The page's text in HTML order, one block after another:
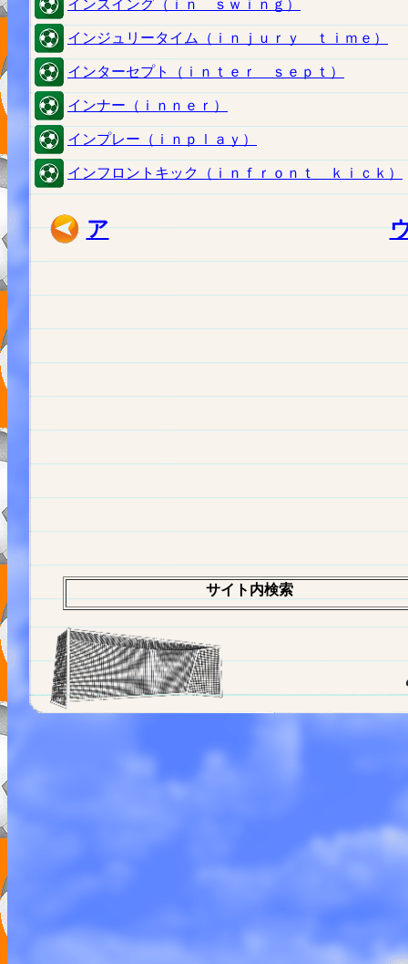
インスイング（ｉｎ ｓｗｉｎｇ）
インジュリータイム（ｉｎｊｕｒｙ ｔｉｍｅ）
インターセプト（ｉｎｔｅｒ ｓｅｐｔ）
インナー（ｉｎｎｅｒ）
インプレー（ｉｎｐｌａｙ）
インフロントキック（ｉｎｆｒｏｎｔ ｋｉｃｋ）
ア
サイト内検索